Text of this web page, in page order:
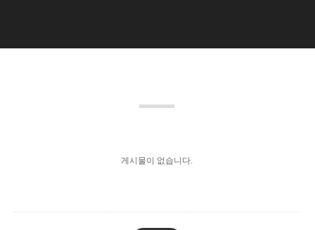
게시물이 없습니다.